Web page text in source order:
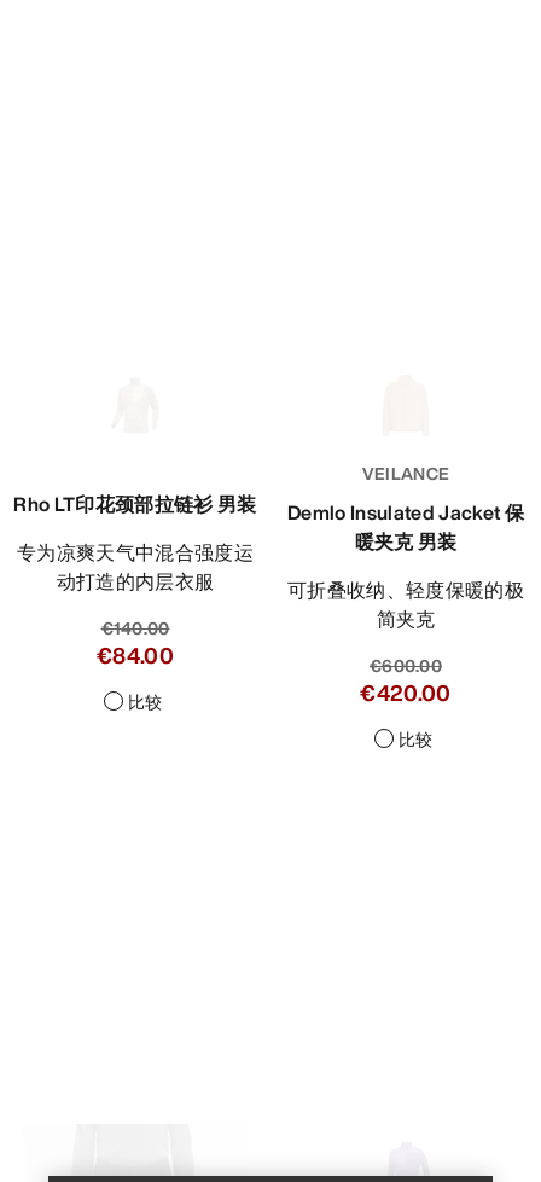
Rho LT印花颈部拉链衫 男装
专为凉爽天气中混合强度运
动打造的内层衣服
€140.00
€84.00
比较
VEILANCE
Demlo Insulated Jacket 保
暖夹克 男装
可折叠收纳、轻度保暖的极
简夹克
€600.00
€420.00
比较